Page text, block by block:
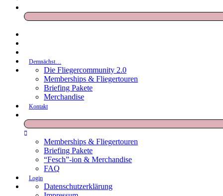
Demnächst…
Die Fliegercommunity 2.0
Memberships & Fliegertouren
Briefing Pakete
Merchandise
Kontakt
Memberships & Fliegertouren
Briefing Pakete
“Fesch”-ion & Merchandise
FAQ
Login
Datenschutzerklärung